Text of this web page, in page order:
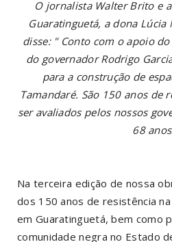
O jornalista Walter Brito e
Guaratinguetá, a dona Lúcia
disse: " Conto com o apoio
do governador Rodrigo
para a construção de
Tamandaré. São 150 anos de
ser avaliados pelos nossos
68
Na terceira edição de nossa
dos 150 anos de resistência na
em Guaratinguetá, bem como
comunidade negra no Estado